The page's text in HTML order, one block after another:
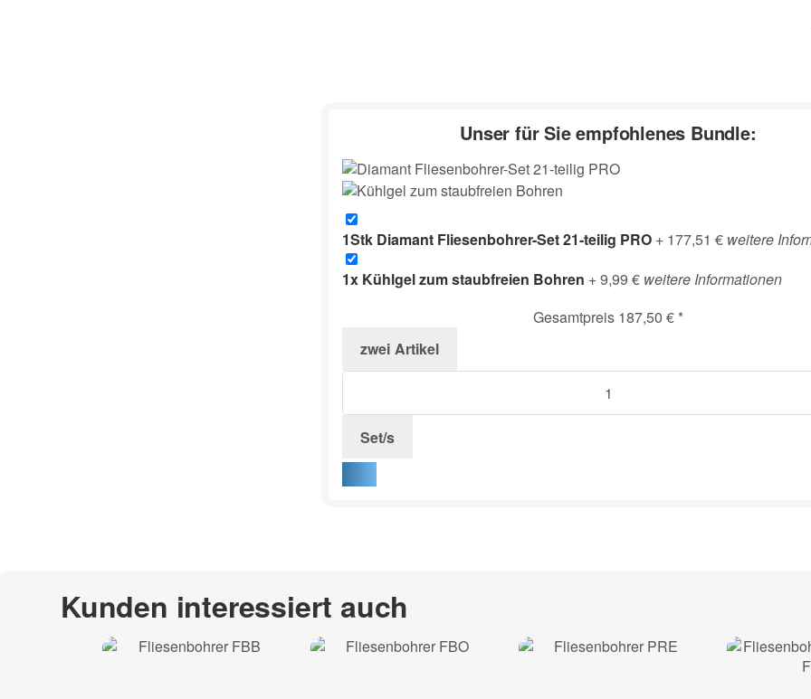
Diamantbelag-Höhe:
geeignete Maschinen:
zur Beschreibung
Unser für Sie empfohlenes Bundle:
1Stk Diamant Fliesenbohrer-Set 21-teilig PRO + 177,51 € weitere
1x Kühlgel zum staubfreien Bohren + 9,99 € weitere Informationen
Gesamtpreis 187,50 € *
zwei Artikel
Set/s
Kunden interessiert auch